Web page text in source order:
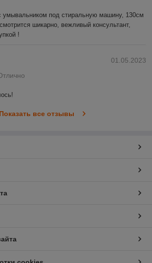
умывальником под стиральную машину, 130см
шикарно, вежливый консультант,
!
01.05.2023
Показать все отзывы